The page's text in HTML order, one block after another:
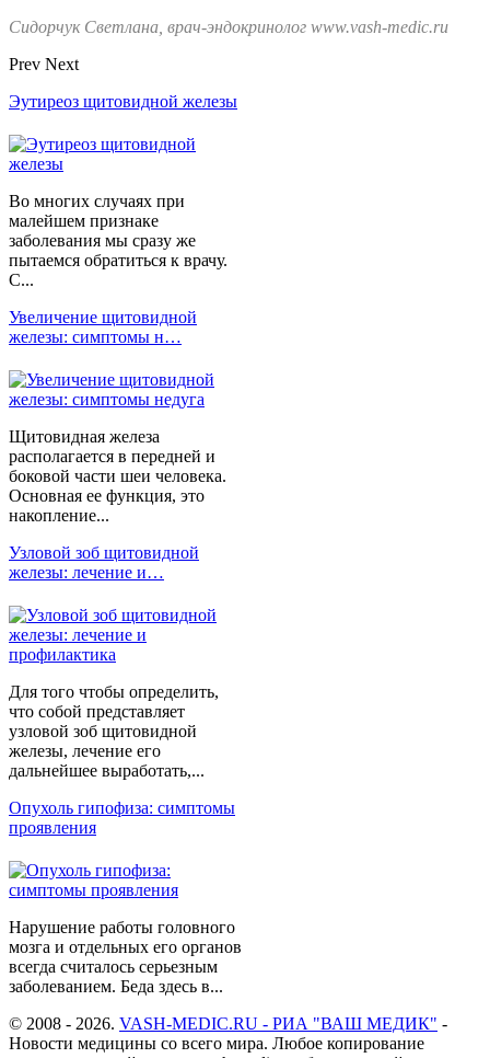
Сидорчук Светлана, врач-эндокринолог www.vash-medic.ru
Prev Next
Эутиреоз щитовидной железы
Во многих случаях при
малейшем признаке
заболевания мы сразу же
пытаемся обратиться к врачу.
С...
Увеличение щитовидной
железы: симптомы н…
Щитовидная железа
располагается в передней и
боковой части шеи человека.
Основная ее функция, это
накопление...
Узловой зоб щитовидной
железы: лечение и…
Для того чтобы определить,
что собой представляет
узловой зоб щитовидной
железы, лечение его
дальнейшее выработать,...
Опухоль гипофиза: симптомы
проявления
Нарушение работы головного
мозга и отдельных его органов
всегда считалось серьезным
заболеванием. Беда здесь в...
© 2008 - 2026. VASH-MEDIC.RU - РИА "ВАШ МЕДИК" -
Новости медицины со всего мира. Любое копирование